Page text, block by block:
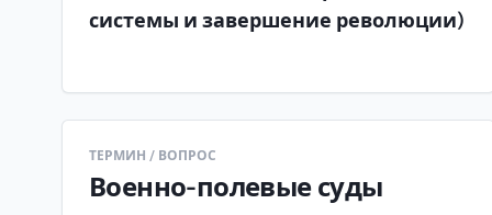
системы и завершение революции)
ТЕРМИН / ВОПРОС
Военно-полевые суды